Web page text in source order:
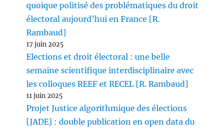
quoique politisé des problématiques du droit
électoral aujourd’hui en France [R.
Rambaud]
17 juin 2025
Elections et droit électoral : une belle
semaine scientifique interdisciplinaire avec
les colloques REEF et RECEL [R. Rambaud]
11 juin 2025
Projet Justice algorithmique des élections
[JADE] : double publication en open data du